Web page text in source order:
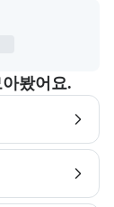
봤어요.